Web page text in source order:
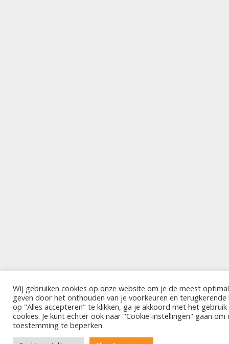
Wij gebruiken cookies op onze website om je de meest
geven door het onthouden van je voorkeuren en terugkerende
op "Alles accepteren" te klikken, ga je akkoord met het gebruik
cookies. Je kunt echter ook naar "Cookie-instellingen" gaan om
toestemming te beperken.